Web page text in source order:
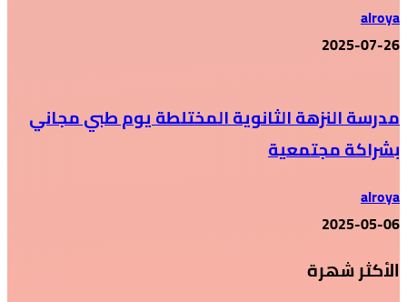
alroya
2025-07-26
مدرسة النزهة الثانوية المختلطة يوم طبي مجاني
بشراكة مجتمعية
alroya
2025-05-06
الأكثر شهرة